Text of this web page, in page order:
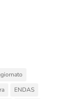
ENDAS